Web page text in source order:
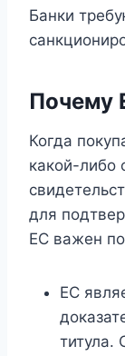
Банки
Почему
Когда
какой-либо
для
ЕС важен
EC